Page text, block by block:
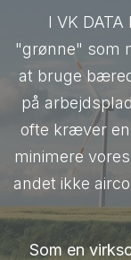
I VK
"grønne" som
at bruge
på
ofte kræver
minimere
andet ikke
Som en